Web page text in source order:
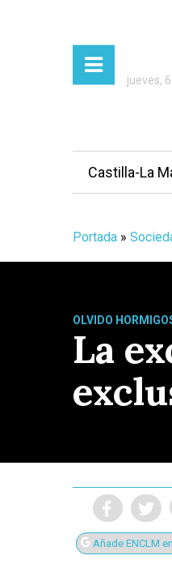
jueves,
Castilla-La
Portada »
OLVIDO
La
Añade ENCLM